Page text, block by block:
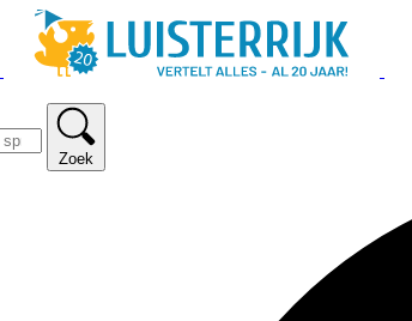
Zoek